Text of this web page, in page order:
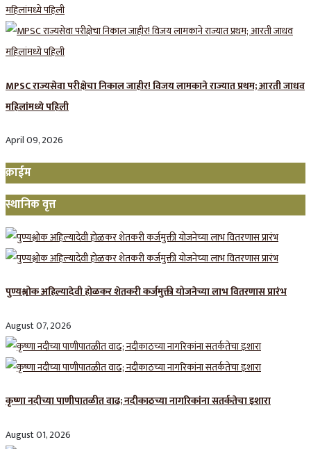
MPSC राज्यसेवा परीक्षेचा निकाल जाहीर! विजय लामकाने राज्यात प्रथम; आरती जाधव
महिलांमध्ये पहिली
April 09, 2026
क्राईम
स्थानिक वृत्त
पुण्यश्लोक अहिल्यादेवी होळकर शेतकरी कर्जमुक्ती योजनेच्या लाभ वितरणास प्रारंभ
August 07, 2026
कृष्णा नदीच्या पाणीपातळीत वाढ; नदीकाठच्या नागरिकांना सतर्कतेचा इशारा
August 01, 2026